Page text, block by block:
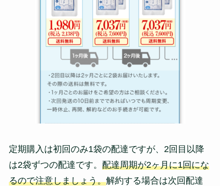
定期購入は初回のみ1袋の配達ですが、2回目以降
は2袋ずつの配達です。 配達周期が2ヶ月に1回にな
るので注意しましょう。解約する場合は次回配達